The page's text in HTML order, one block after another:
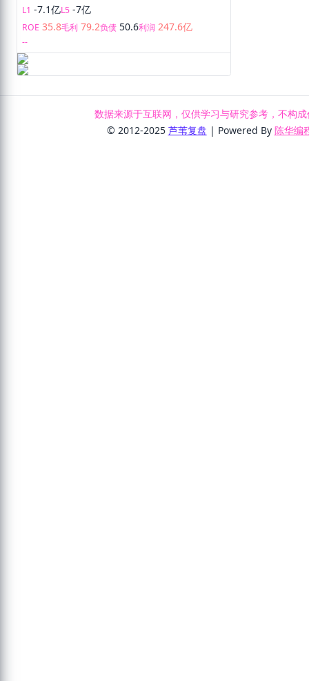
L1 -7.1亿L5 -7亿
ROE 35.8毛利 79.2负债 50.6利润 247.6亿
--
数据来源于互联网，仅供学习与研究参考，不构
© 2012-2025 芦苇复盘 | Powered By 陈华编